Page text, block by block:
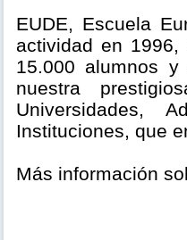
EUDE, Escuela
actividad en
15.000 alumnos
nuestra
Universidades,
Instituciones, que
Más información